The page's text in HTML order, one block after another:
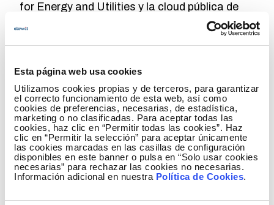
Esta página web usa cookies
Utilizamos cookies propias y de terceros, para garantizar
el correcto funcionamiento de esta web, así como
cookies de preferencias, necesarias, de estadística,
marketing o no clasificadas. Para aceptar todas las
cookies, haz clic en “Permitir todas las cookies”. Haz
clic en “Permitir la selección” para aceptar únicamente
las cookies marcadas en las casillas de configuración
disponibles en este banner o pulsa en “Solo usar cookies
necesarias” para rechazar las cookies no necesarias.
Información adicional en nuestra Política de Cookies.
for Energy and Utilities y la cloud pública de
IBM e integra la información que le ofrecen
sensores basados en Internet de las Cosas y
SAGA optimiza la actividad de mantenimiento
y su planificación a través de tres
capacidades:
Gestión de activos: permite conocer el
estado actual y estimar la condición
futura de los activos gracias a
algoritmos de analítica avanzada
combinados con inteligencia artificial que